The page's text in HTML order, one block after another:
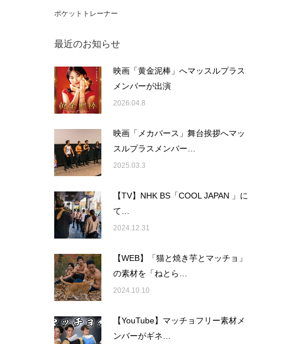
ポケットトレーナー
最近のお知らせ
映画「黄金泥棒」へマッスルプラス
メンバーが出演
2026.04.8
映画「メカバース」舞台挨拶へマッ
スルプラスメンバー…
2025.03.3
【TV】NHK BS「COOL JAPAN 」に
て…
2024.12.31
【WEB】「猫と焼き芋とマッチョ」
の素材を「ねとら…
2024.10.10
【YouTube】マッチョフリー素材メ
ンバーがギネ…